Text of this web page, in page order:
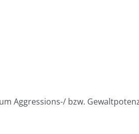
Aggressions-/ bzw.